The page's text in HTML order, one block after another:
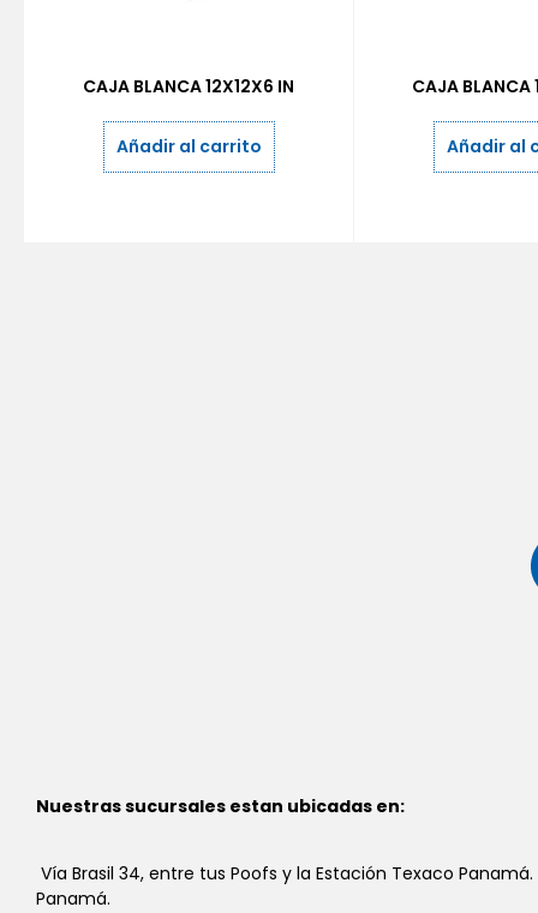
CAJA BLANCA 12X12X6 IN
Añadir al carrito
CAJA BLANCA
Añadir al
Nuestras sucursales estan ubicadas en:
Vía Brasil 34, entre tus Poofs y la Estación Texaco
Panamá.